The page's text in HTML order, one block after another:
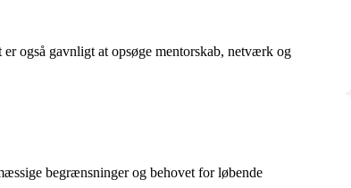
også gavnligt at opsøge mentorskab, netværk og
begrænsninger og behovet for løbende